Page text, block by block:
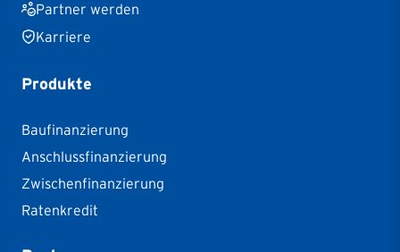
Partner werden
Karriere
Produkte
Baufinanzierung
Anschlussfinanzierung
Zwischenfinanzierung
Ratenkredit